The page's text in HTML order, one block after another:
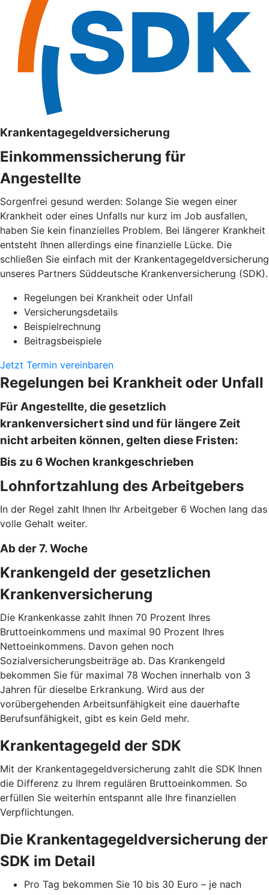
Krankentagegeldversicherung
Einkommenssicherung für
Angestellte
Sorgenfrei gesund werden: Solange Sie wegen einer
Krankheit oder eines Unfalls nur kurz im Job ausfallen,
haben Sie kein finanzielles Problem. Bei längerer Krankheit
entsteht Ihnen allerdings eine finanzielle Lücke. Die
schließen Sie einfach mit der Krankentagegeldversicherung
unseres Partners Süddeutsche Krankenversicherung (SDK).
Regelungen bei Krankheit oder Unfall
Versicherungsdetails
Beispielrechnung
Beitragsbeispiele
Jetzt Termin vereinbaren
Regelungen bei Krankheit oder Unfall
Für Angestellte, die gesetzlich
krankenversichert sind und für längere Zeit
nicht arbeiten können, gelten diese Fristen:
Bis zu 6 Wochen krankgeschrieben
Lohnfortzahlung des Arbeitgebers
In der Regel zahlt Ihnen Ihr Arbeitgeber 6 Wochen lang das
volle Gehalt weiter.
Ab der 7. Woche
Krankengeld der gesetzlichen
Krankenversicherung
Die Krankenkasse zahlt Ihnen 70 Prozent Ihres
Bruttoeinkommens und maximal 90 Prozent Ihres
Nettoeinkommens. Davon gehen noch
Sozialversicherungsbeiträge ab. Das Krankengeld
bekommen Sie für maximal 78 Wochen innerhalb von 3
Jahren für dieselbe Erkrankung. Wird aus der
vorübergehenden Arbeitsunfähigkeit eine dauerhafte
Berufsunfähigkeit, gibt es kein Geld mehr.
Krankentagegeld der SDK
Mit der Krankentagegeldversicherung zahlt die SDK Ihnen
die Differenz zu Ihrem regulären Bruttoeinkommen. So
erfüllen Sie weiterhin entspannt alle Ihre finanziellen
Verpflichtungen.
Die Krankentagegeldversicherung der
SDK im Detail
Pro Tag bekommen Sie 10 bis 30 Euro – je nach